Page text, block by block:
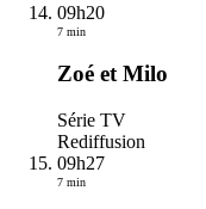
09h20
7 min
Zoé et Milo
Série TV
Rediffusion
09h27
7 min